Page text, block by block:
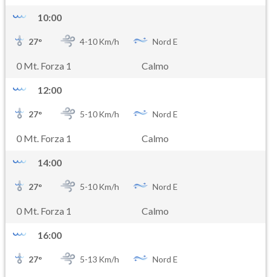
10:00
27° 4-10Km/h Nord E
0 Mt. Forza 1 Calmo
12:00
27° 5-10Km/h Nord E
0 Mt. Forza 1 Calmo
14:00
27° 5-10Km/h Nord E
0 Mt. Forza 1 Calmo
16:00
27° 5-13 Km/h Nord E